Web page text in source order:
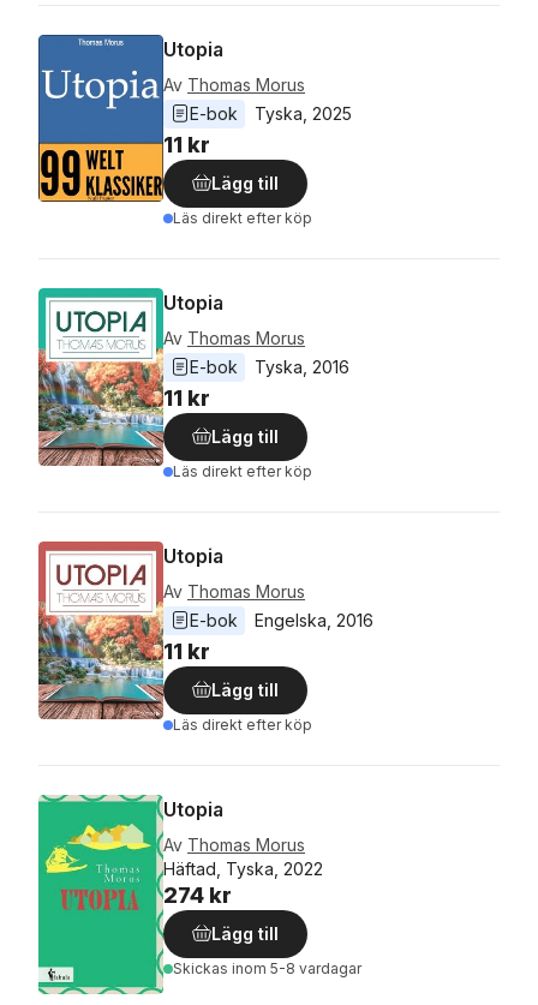
Utopia
Av Thomas Morus
E-bok
Tyska 2025
11 kr
Lägg till
Läs direkt efter köp
Utopia
Av Thomas Morus
E-bok
Tyska 2016
11 kr
Lägg till
Läs direkt efter köp
Utopia
Av Thomas Morus
E-bok
Engelska 2016
11 kr
Lägg till
Läs direkt efter köp
Utopia
Av Thomas Morus
Häftad, Tyska, 2022
274 kr
Lägg till
Skickas inom 5-8 vardagar